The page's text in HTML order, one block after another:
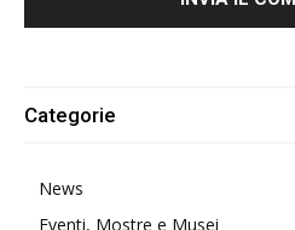
Categorie
News
Eventi, Mostre e Musei